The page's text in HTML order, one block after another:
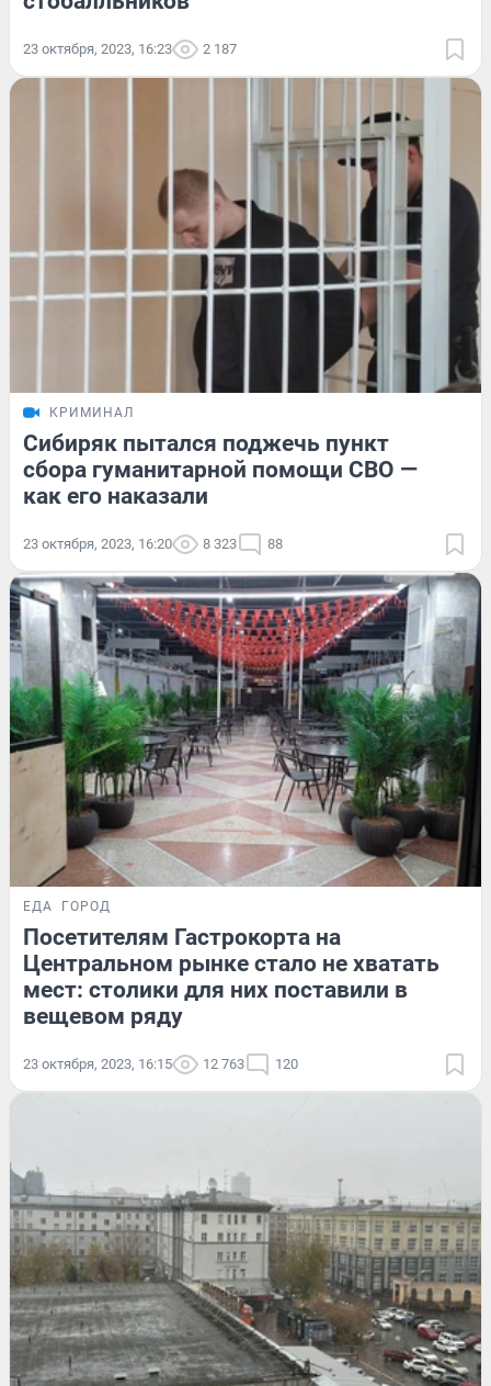
23 октября, 2023, 16:23 2 187
КРИМИНАЛ
Сибиряк пытался поджечь пункт
сбора гуманитарной помощи СВО —
как его наказали
23 октября, 2023, 16:20 8 323 88
ЕДА ГОРОД
Посетителям Гастрокорта на
Центральном рынке стало не хватать
мест: столики для них поставили в
вещевом ряду
23 октября, 2023, 16:15 12 763 120